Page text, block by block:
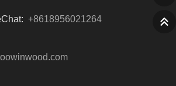
+8618956021264